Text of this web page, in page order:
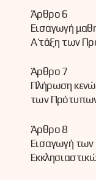
Άρθρο 6
Εισαγωγή
Α΄ τάξη των
Άρθρο 7
Πλήρωση
των
Άρθρο 8
Εισαγωγή των